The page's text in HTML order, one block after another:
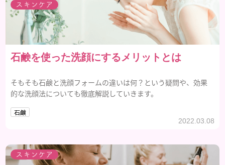
スキンケア
石鹸を使った洗顔にするメリットとは
そもそも石鹸と洗顔フォームの違いは何？という疑問や、効果
的な洗顔法についても徹底解説していきます。
石鹸
2022.03.08
スキンケア